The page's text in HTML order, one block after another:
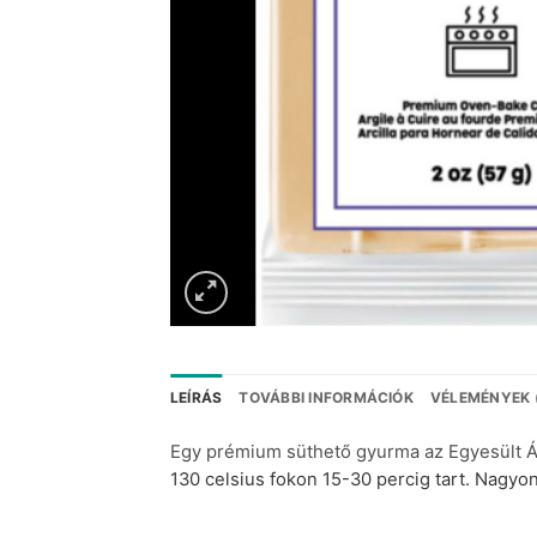
LEÍRÁS TOVÁBBI INFORMÁCIÓK VÉLEMÉNYEK
Egy prémium süthető gyurma az Egyesült
130 celsius fokon 15-30 percig tart.